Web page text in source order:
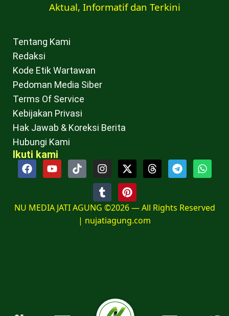
Aktual, Informatif dan Terkini
Tentang Kami
Redaksi
Kode Etik Wartawan
Pedoman Media Siber
Terms Of Service
Kebijakan Privasi
Hak Jawab & Koreksi Berita
Hubungi Kami
Ikuti kami
NU MEDIA JATI AGUNG ©2026 — All Rights Reserved
| nujatiagung.com